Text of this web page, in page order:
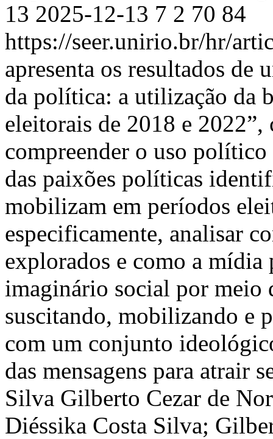
13 2025-12-13 7 2 70 84
https://seer.unirio.br/hr/
apresenta os resultados de
da política: a utilização da
eleitorais de 2018 e
compreender o uso
das paixões políticas
mobilizam em períodos
especificamente, analisar
explorados e como a
imaginário social por meio
suscitando, mobilizando e
com um conjunto
das mensagens para atrair
Silva Gilberto Cezar de
Diéssika Costa Silva;